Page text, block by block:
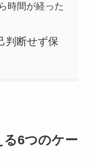
時間が経った
判断せず保
る6つのケー